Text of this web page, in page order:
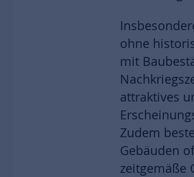
ohne
mit
attraktives
Zudem
Gebäuden
zeitgemäße